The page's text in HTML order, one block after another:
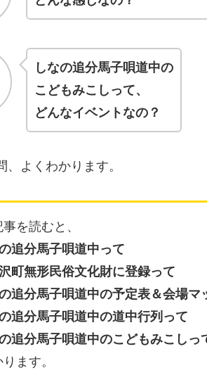
しなの追分馬子唄道中の
こどもみこしって、
どんなイベントなの？
、よくわかります。
を読むと、
追分馬子唄道中って
町無形民俗文化財に登録って
追分馬子唄道中の予定表＆会場マ
追分馬子唄道中の道中行列って
追分馬子唄道中のこどもみこしっ
ます。